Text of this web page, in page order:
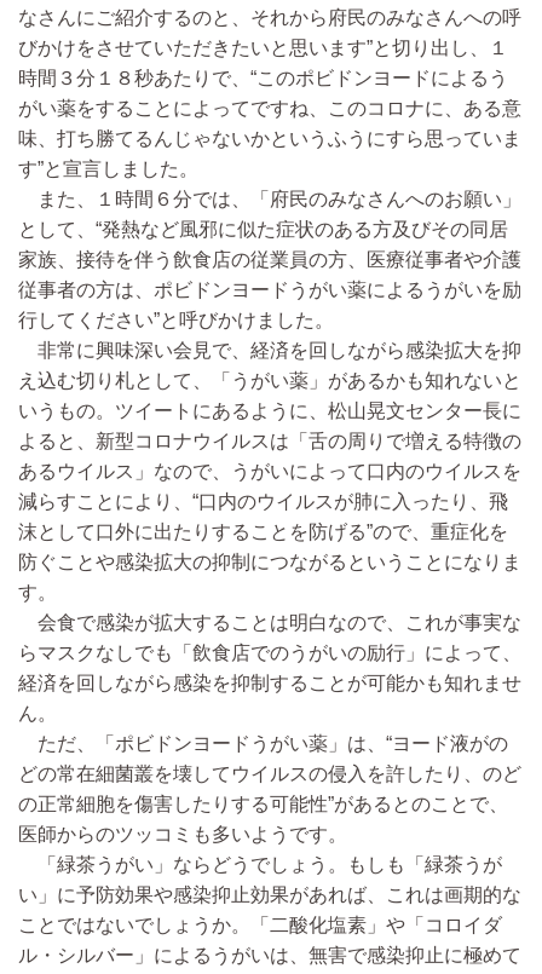
なさんにご紹介するのと、それから府民のみなさんへの呼
びかけをさせていただきたいと思います”と切り出し、１
時間３分１８秒あたりで、“このポビドンヨードによるう
がい薬をすることによってですね、このコロナに、ある意
味、打ち勝てるんじゃないかというふうにすら思っていま
す”と宣言しました。
また、１時間６分では、「府民のみなさんへのお願い」
として、“発熱など風邪に似た症状のある方及びその同居
家族、接待を伴う飲食店の従業員の方、医療従事者や介護
従事者の方は、ポビドンヨードうがい薬によるうがいを励
行してください”と呼びかけました。
非常に興味深い会見で、経済を回しながら感染拡大を抑
え込む切り札として、「うがい薬」があるかも知れないと
いうもの。ツイートにあるように、松山晃文センター長に
よると、新型コロナウイルスは「舌の周りで増える特徴の
あるウイルス」なので、うがいによって口内のウイルスを
減らすことにより、“口内のウイルスが肺に入ったり、飛
沫として口外に出たりすることを防げる”ので、重症化を
防ぐことや感染拡大の抑制につながるということになりま
す。
会食で感染が拡大することは明白なので、これが事実な
らマスクなしでも「飲食店でのうがいの励行」によって、
経済を回しながら感染を抑制することが可能かも知れませ
ん。
ただ、「ポビドンヨードうがい薬」は、“ヨード液がの
どの常在細菌叢を壊してウイルスの侵入を許したり、のど
の正常細胞を傷害したりする可能性”があるとのことで、
医師からのツッコミも多いようです。
「緑茶うがい」ならどうでしょう。もしも「緑茶うが
い」に予防効果や感染抑止効果があれば、これは画期的な
ことではないでしょうか。「二酸化塩素」や「コロイダ
ル・シルバー」によるうがいは、無害で感染抑止に極めて